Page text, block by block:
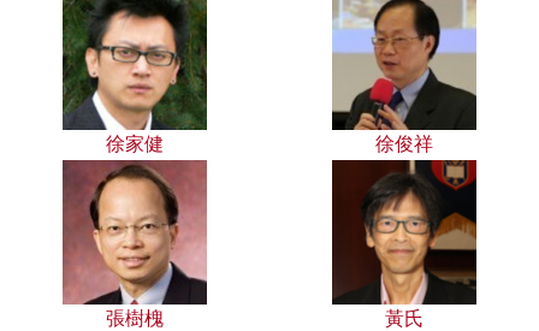
徐家健 徐俊祥
張樹槐 黃氏